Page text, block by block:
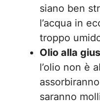
siano ben
l’acqua in
troppo
Olio alla
l’olio non è
saranno